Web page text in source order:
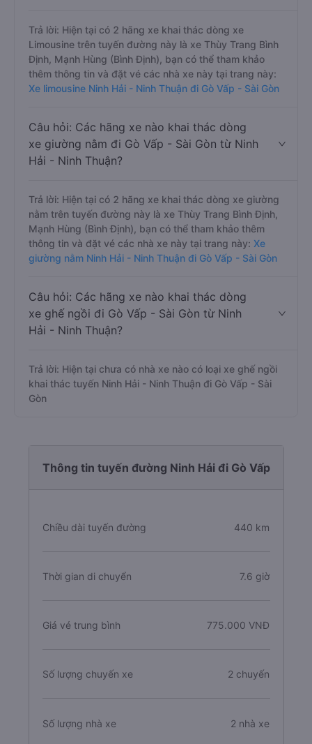
Trả lời: Hiện tại có 2 hãng xe khai thác dòng xe
Limousine trên tuyến đường này là xe Thùy Trang Bình
Định, Mạnh Hùng (Bình Định), bạn có thể tham khảo
thêm thông tin và đặt vé các nhà xe này tại trang này:
Xe limousine Ninh Hải - Ninh Thuận đi Gò Vấp - Sài Gòn
Câu hỏi: Các hãng xe nào khai thác dòng
xe giường nằm đi Gò Vấp - Sài Gòn từ Ninh
Hải - Ninh Thuận?
Trả lời: Hiện tại có 2 hãng xe khai thác dòng xe giường
nằm trên tuyến đường này là xe Thùy Trang Bình Định,
Mạnh Hùng (Bình Định), bạn có thể tham khảo thêm
thông tin và đặt vé các nhà xe này tại trang này: Xe
giường nằm Ninh Hải - Ninh Thuận đi Gò Vấp - Sài Gòn
Câu hỏi: Các hãng xe nào khai thác dòng
xe ghế ngồi đi Gò Vấp - Sài Gòn từ Ninh
Hải - Ninh Thuận?
Trả lời: Hiện tại chưa có nhà xe nào có loại xe ghế ngồi
khai thác tuyến Ninh Hải - Ninh Thuận đi Gò Vấp - Sài
Gòn
Thông tin tuyến đường Ninh Hải đi Gò Vấp
Chiều dài tuyến đường 440 km
Thời gian di chuyển 7.6 giờ
Giá vé trung bình 775.000 VNĐ
Số lượng chuyến xe 2 chuyến
Số lượng nhà xe 2 nhà xe